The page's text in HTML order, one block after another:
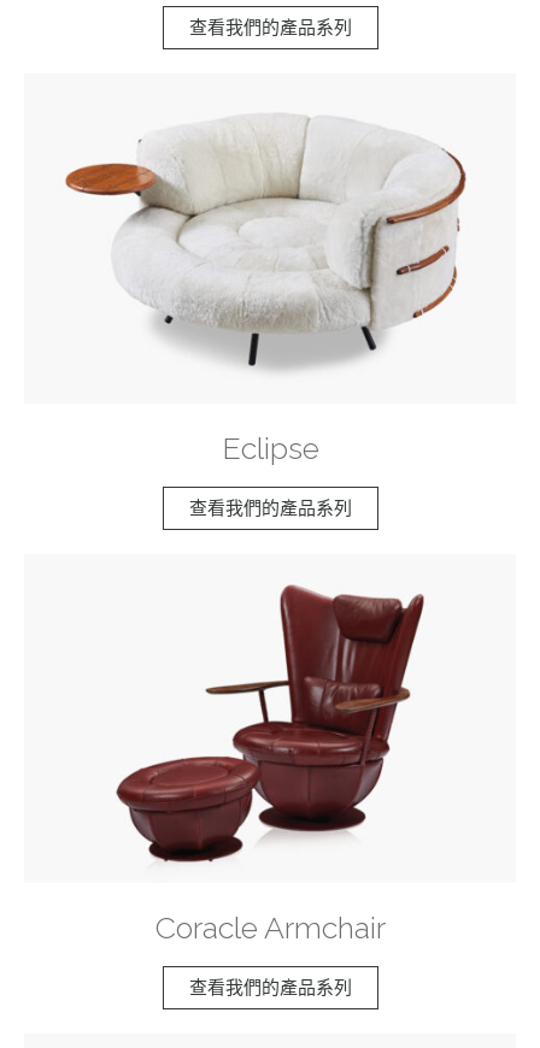
查看我們的產品系列
Eclipse
查看我們的產品系列
Coracle Armchair
查看我們的產品系列